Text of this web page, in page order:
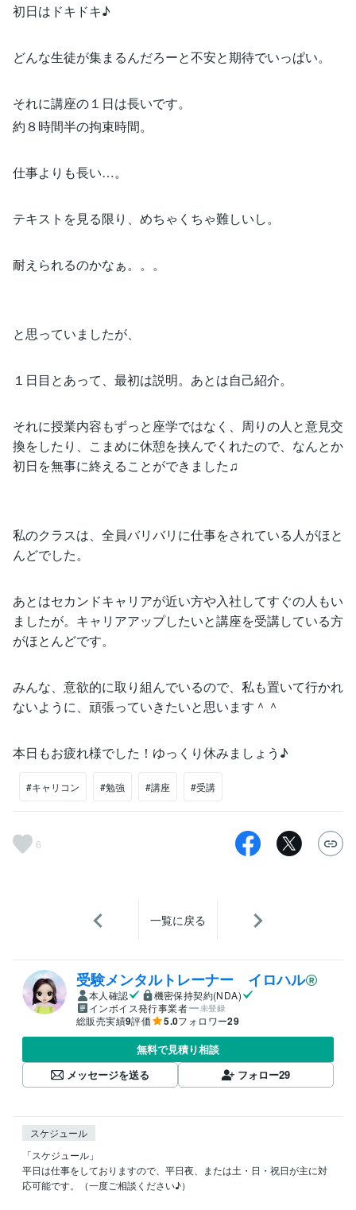
初日はドキドキ♪
どんな生徒が集まるんだろーと不安と期待でいっぱい。
それに講座の１日は長いです。
約８時間半の拘束時間。
仕事よりも長い…。
テキストを見る限り、めちゃくちゃ難しいし。
耐えられるのかなぁ。。。
と思っていましたが、
１日目とあって、最初は説明。あとは自己紹介。
それに授業内容もずっと座学ではなく、周りの人と意見交
換をしたり、こまめに休憩を挟んでくれたので、なんとか
初日を無事に終えることができました♫
私のクラスは、全員バリバリに仕事をされている人がほと
んどでした。
あとはセカンドキャリアが近い方や入社してすぐの人もい
ましたが。キャリアアップしたいと講座を受講している方
がほとんどです。
みんな、意欲的に取り組んでいるので、私も置いて行かれ
ないように、頑張っていきたいと思います＾＾
本日もお疲れ様でした！ゆっくり休みましょう♪
#キャリコン #勉強 #講座 #受講
6
一覧に戻る
受験メンタルトレーナー イロハル
本人確認
機密保持契約(NDA)
インボイス発行事業者
未登録
総販売実績9評価 5.0フォロワー29
無料で見積り相談
メッセージを送る
フォロー29
スケジュール
「スケジュール」
平日は仕事をしておりますので、平日夜、または土・日・祝日が主に対
応可能です。（一度ご相談ください♪）